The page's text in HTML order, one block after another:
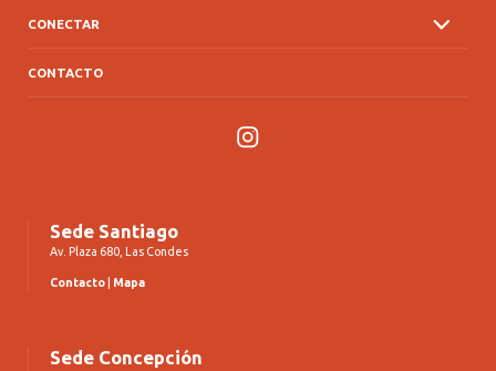
CONECTAR
CONTACTO
Instagram
Sede Santiago
Av. Plaza 680, Las Condes
Contacto Mapa
Sede Concepción